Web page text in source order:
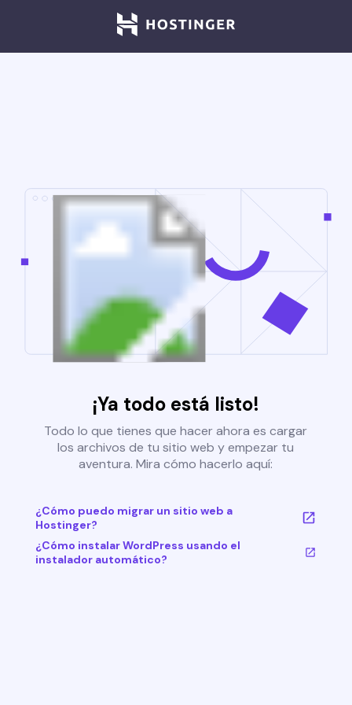
¡Ya todo está listo!
Todo lo que tienes que hacer ahora es cargar
los archivos de tu sitio web y empezar tu
aventura. Mira cómo hacerlo aquí:
¿Cómo puedo migrar un sitio web a
Hostinger?
¿Cómo instalar WordPress usando el
instalador automático?